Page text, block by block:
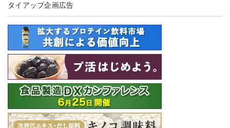
タイアップ企画広告